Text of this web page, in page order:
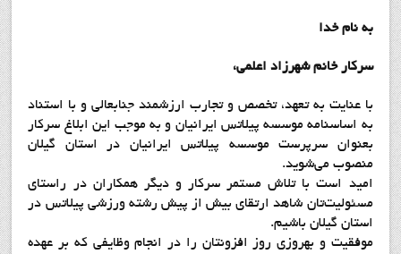
به نام خدا
سرکار خانم شهرزاد اعلمي،
با عنایت به تعهد، تخصص و تجارب ارزشمند جنابعالی و با استناد
به اساسنامه موسسه پيلاتس ايرانيان و به موجب این ابلاغ سرکار
بعنوان سرپرست موسسه پيلاتس ايرانيان در استان گيلان
منصوب می‌شوید.
امید است با تلاش مستمر سرکار و دیگر همکاران در راستای
مسئولیت‌تان شاهد ارتقای بیش از پیش رشته ورزشي پيلاتس در
استان گيلان باشیم.
موفقیت و بهروزی روز افزونتان را در انجام وظایفی که بر عهده